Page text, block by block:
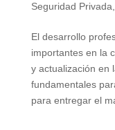
Seguridad Privada
El desarrollo
importantes en la
y actualización en
fundamentales
para entregar el